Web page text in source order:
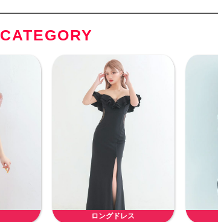
CATEGORY
ロングドレス